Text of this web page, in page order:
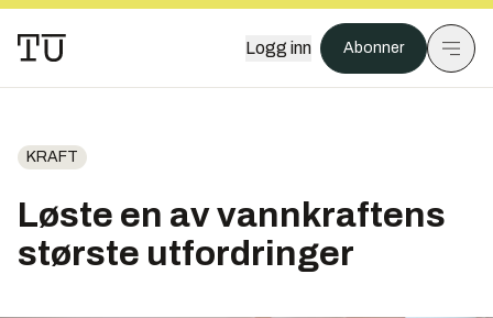
Logg inn Abonner
KRAFT
Løste en av vannkraftens
største utfordringer